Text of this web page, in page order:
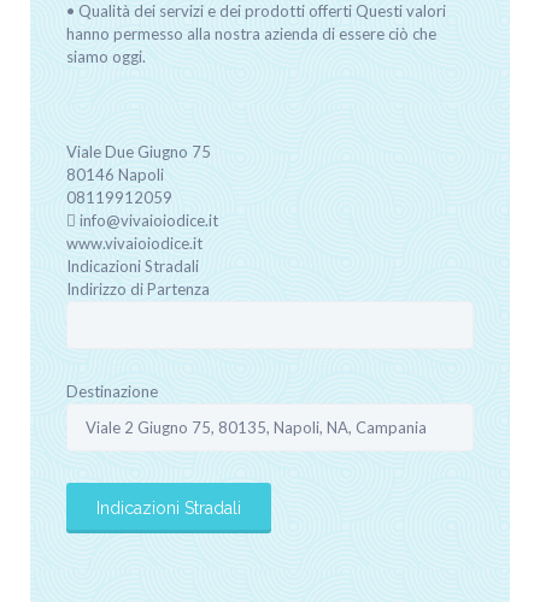
• Qualità dei servizi e dei prodotti offerti Questi valori
hanno permesso alla nostra azienda di essere ciò che
siamo oggi.
Viale Due Giugno 75
80146 Napoli
08119912059
info@vivaioiodice.it
www.vivaioiodice.it
Indicazioni Stradali
Indirizzo di Partenza
Destinazione